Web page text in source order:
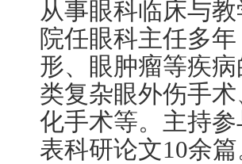
从事眼科临床与
院任眼科主任多
形、眼肿瘤等疾
类复杂眼外伤手
化手术等。主持
表科研论文10余篇